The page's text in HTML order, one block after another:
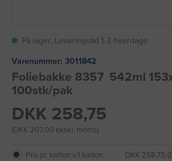
På lager. Leveringstid 1-3 hverdage
Varenummer: 3011842
Foliebakke 8357 542ml
100stk/pak
DKK 258,75
(DKK 207,00 ekskl. moms)
Pris pr. karton v/1 karton DKK 258,75